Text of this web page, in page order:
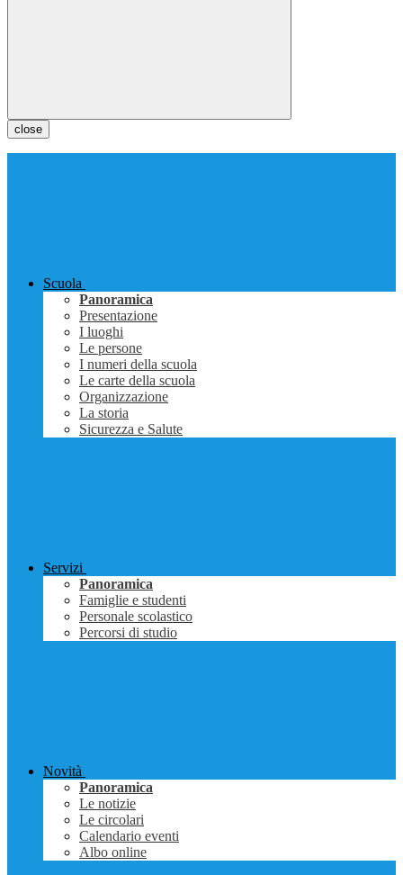
close
Scuola
Panoramica
Presentazione
I luoghi
Le persone
I numeri della scuola
Le carte della scuola
Organizzazione
La storia
Sicurezza e Salute
Servizi
Panoramica
Famiglie e studenti
Personale scolastico
Percorsi di studio
Novità
Panoramica
Le notizie
Le circolari
Calendario eventi
Albo online